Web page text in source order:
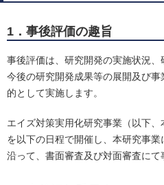
1．事後評価の趣旨
事後評価は、研究開発の実施状況、
今後の研究開発成果等の展開及び
的として実施します。
エイズ対策実用化研究事業（以下
を以下の日程で開催し、本研究事
沿って、書面審査及び対面審査にて